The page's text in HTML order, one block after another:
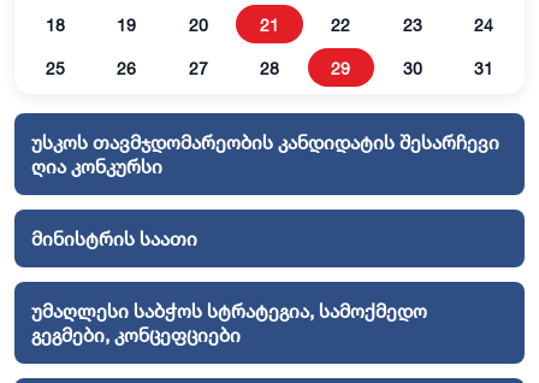
18 19 20 21 22 23 24
25 26 27 28 29 30 31
უსკოს თავმჯდომარეობის კანდიდატის შესარჩევი
ღია კონკურსი
მინისტრის საათი
უმაღლესი საბჭოს სტრატეგია, სამოქმედო
გეგმები, კონცეფციები